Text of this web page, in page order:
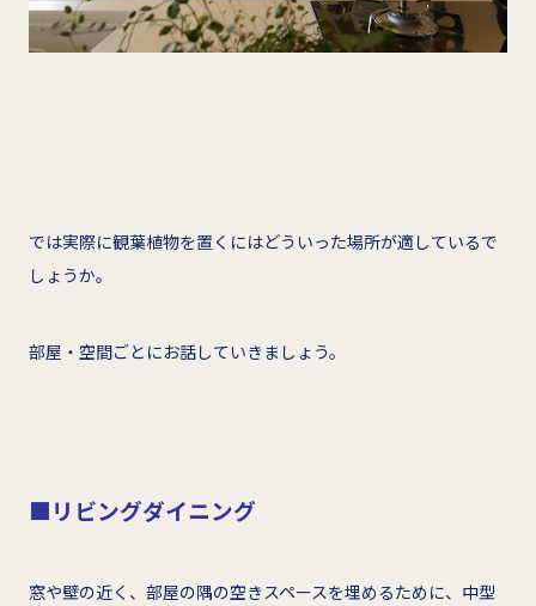
では実際に観葉植物を置くにはどういった場所が適しているで
しょうか。
部屋・空間ごとにお話していきましょう。
■リビングダイニング
窓や壁の近く、部屋の隅の空きスペースを埋めるために、中型